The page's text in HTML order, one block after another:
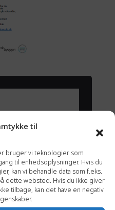
til
bruger vi teknologier som
til enhedsoplysninger. Hvis du
kan vi behandle data som f.eks.
dette websted. Hvis du ikke giver
tilbage, kan det have en negativ